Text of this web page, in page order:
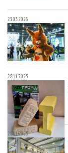
23.03.2026
28.11.2025
28.11.2025